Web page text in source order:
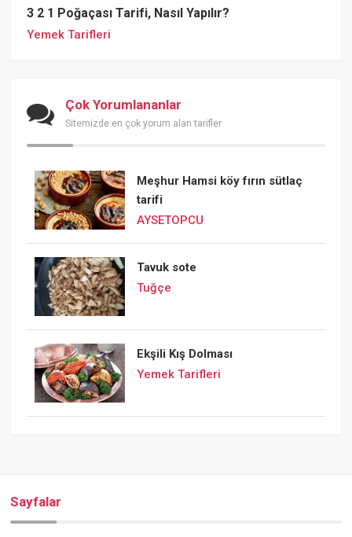
3 2 1 Poğaçası Tarifi, Nasıl Yapılır?
Yemek Tarifleri
Çok Yorumlananlar
Sitemizde en çok yorum alan tarifler
Meşhur Hamsi köy fırın sütlaç
tarifi
AYSETOPCU
Tavuk sote
Tuğçe
Ekşili Kış Dolması
Yemek Tarifleri
Sayfalar